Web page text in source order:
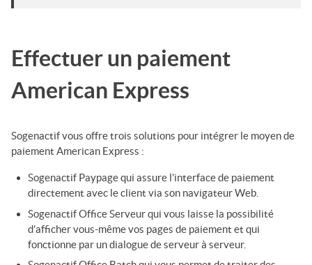
Effectuer un paiement
American Express
Sogenactifvous offre trois solutions pour intégrer le moyen de
paiement American Express :
Sogenactif Paypagequi assure l’interface de paiement
directement avec le client via son navigateur Web.
Sogenactif Office Serveurqui vous laisse la possibilité
d’afficher vous-même vos pages de paiement et qui
fonctionne par un dialogue de serveur à serveur.